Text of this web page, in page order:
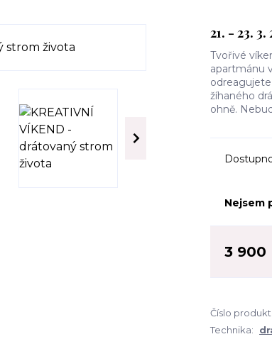
21. - 23. 3.
Tvořivé
apartmánu
žíhaného
ohně.
Nejsem
3 900
Číslo
Technika: